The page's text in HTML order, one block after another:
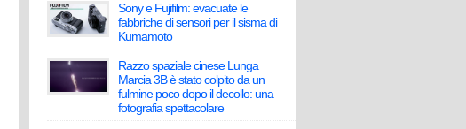
Sony e Fujifilm: evacuate le
fabbriche di sensori per il sisma di
Kumamoto
Razzo spaziale cinese Lunga
Marcia 3B è stato colpito da un
fulmine poco dopo il decollo: una
fotografia spettacolare